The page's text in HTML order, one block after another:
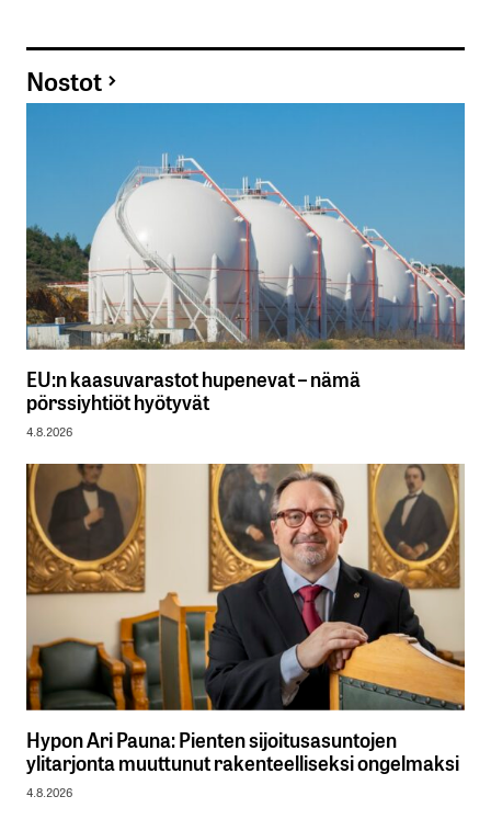
Nostot
EU:n kaasuvarastot hupenevat – nämä
pörssiyhtiöt hyötyvät
4.8.2026
Hypon Ari Pauna: Pienten sijoitusasuntojen
ylitarjonta muuttunut rakenteelliseksi ongelmaksi
4.8.2026